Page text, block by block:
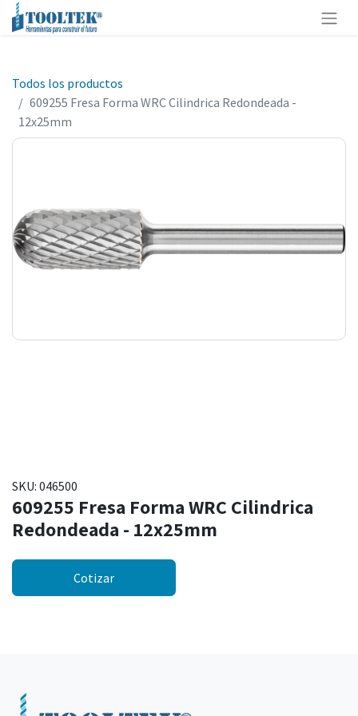
Todos los productos
609255 Fresa Forma WRC Cilindrica Redondeada -
12x25mm
SKU: 046500
609255 Fresa Forma WRC Cilindrica
Redondeada - 12x25mm
Cotizar